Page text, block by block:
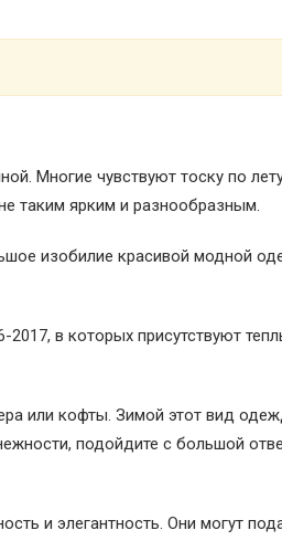
Многие чувствуют тоску по
таким ярким и разнообразным.
изобилие красивой модной
в которых присутствуют
или кофты. Зимой этот вид
подойдите с большой
и элегантность. Они могут